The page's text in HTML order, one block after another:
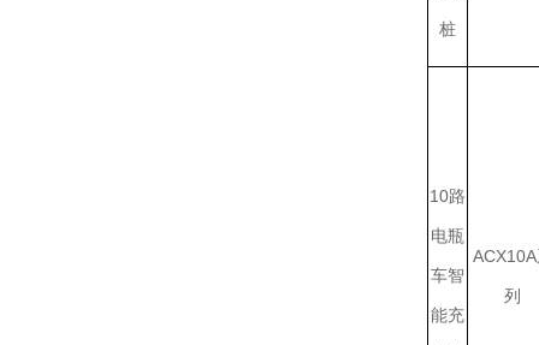
桩
10路
电瓶
车智
能充
列